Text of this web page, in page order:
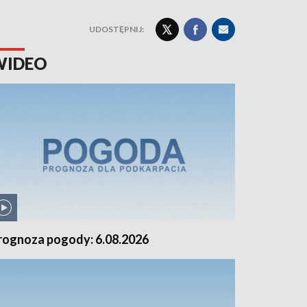
UDOSTĘPNIJ:
pogody: 6.08.2026